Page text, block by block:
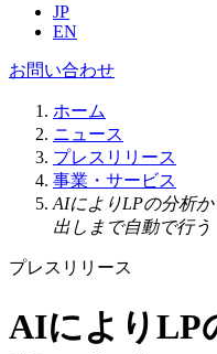
JP
EN
お問い合わせ
ホーム
ニュース
プレスリリース
事業・サービス
AIによりLPの分析
出しまで自動で行
プレスリリース
AIによりLP